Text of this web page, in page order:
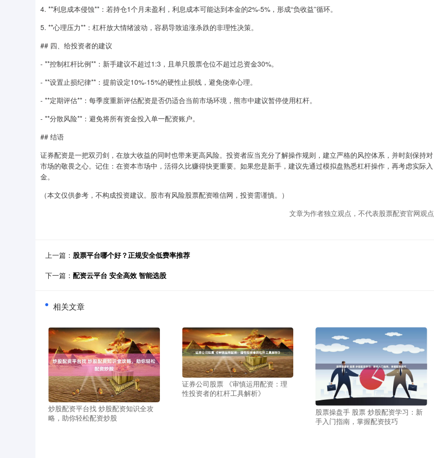
4. **利息成本侵蚀**：若持仓1个月未盈利，利息成本可能达到本金的2%-5%，形成“负收益”循环。
5. **心理压力**：杠杆放大情绪波动，容易导致追涨杀跌的非理性决策。
## 四、给投资者的建议
- **控制杠杆比例**：新手建议不超过1:3，且单只股票仓位不超过总资金30%。
- **设置止损纪律**：提前设定10%-15%的硬性止损线，避免侥幸心理。
- **定期评估**：每季度重新评估配资是否仍适合当前市场环境，熊市中建议暂停使用杠杆。
- **分散风险**：避免将所有资金投入单一配资账户。
## 结语
证券配资是一把双刃剑，在放大收益的同时也带来更高风险。投资者应当充分了解操作规则，建立严格的风控体系，并时刻保持对
市场的敬畏之心。记住：在资本市场中，活得久比赚得快更重要。如果您是新手，建议先通过模拟盘熟悉杠杆操作，再考虑实际入
金。
（本文仅供参考，不构成投资建议。股市有风险股票配资唯信网，投资需谨慎。）
文章为作者独立观点，不代表股票配资官网观点
上一篇： 股票平台哪个好？正规安全低费率推荐
下一篇： 配资云平台 安全高效 智能选股
相关文章
炒股配资平台找 炒股配资知识全攻
略，助你轻松配资炒股
证券公司股票 《审慎运用配资：理
性投资者的杠杆工具解析》
股票操盘手 股票 炒股配资学习：新
手入门指南，掌握配资技巧